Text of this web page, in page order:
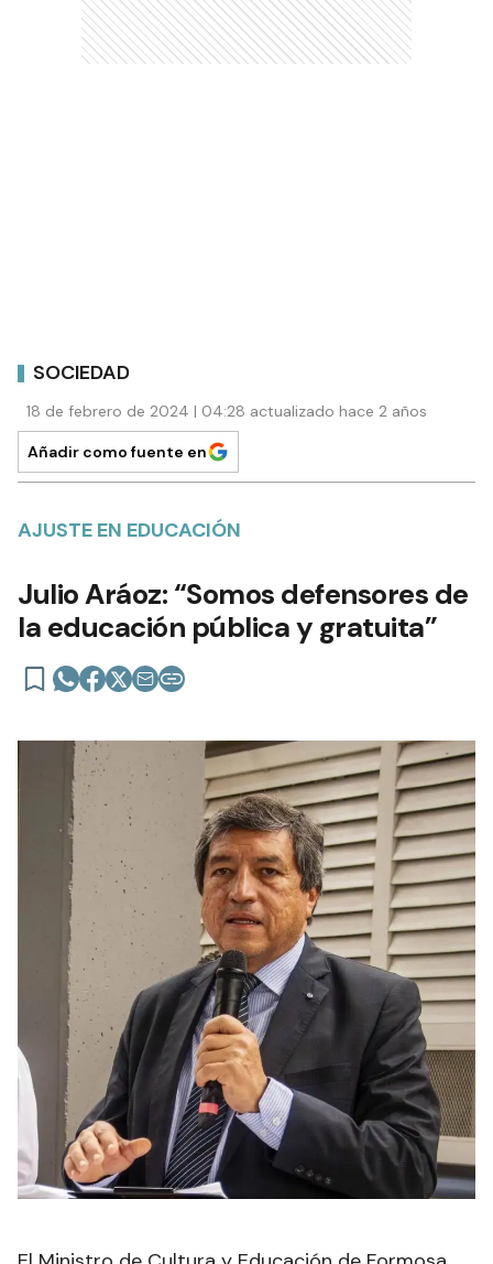
SOCIEDAD
18 de febrero de 2024 | 04:28 actualizado hace 2 años
Añadir como fuente en
AJUSTE EN EDUCACIÓN
Julio Aráoz: “Somos defensores de
la educación pública y gratuita”